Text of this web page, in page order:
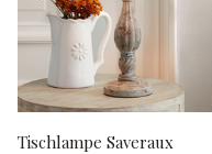
Tischlampe Saveraux